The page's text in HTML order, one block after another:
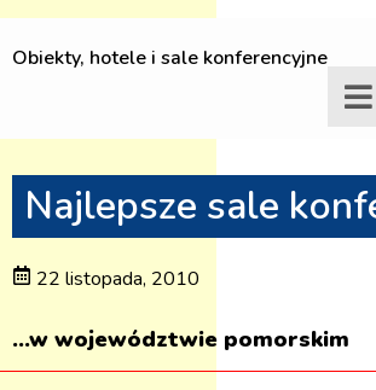
Obiekty, hotele i sale konferencyjne
Najlepsze sale
22 listopada, 2010
...w województwie pomorskim